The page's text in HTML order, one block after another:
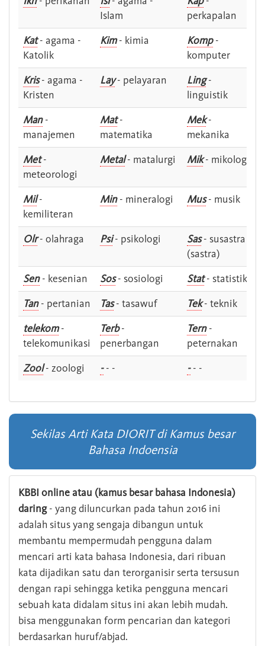
Islam
perkapalan
Kat- agama -
Katolik
Kim- kimia Komp-
komputer
Kris- agama -
Kristen
Lay- pelayaran Ling-
linguistik
Man-
manajemen
Mat-
matematika
Mek-
mekanika
Met-
meteorologi
Metal- matalurgi Mik- mikologi
Mil-
kemiliteran
Min- mineralogi Mus- musik
Olr- olahraga Psi- psikologi Sas- susastra -
(sastra)
Sen- kesenian Sos- sosiologi Stat- statistik
Tan- pertanian Tas- tasawuf Tek- teknik
telekom-
telekomunikasi
Terb-
penerbangan
Tern-
peternakan
Zool- zoologi -- - -- -
Sekilas Arti Kata DIORIT di Kamus besar
Bahasa Indoensia
KBBI online atau (kamus besar bahasa Indonesia)
daring- yang diluncurkan pada tahun 2016 ini
adalah situs yang sengaja dibangun untuk
membantu mempermudah pengguna dalam
mencari arti kata bahasa Indonesia, dari ribuan
kata dijadikan satu dan terorganisir serta tersusun
dengan rapi sehingga ketika pengguna mencari
sebuah kata didalam situs ini akan lebih mudah.
bisa menggunakan form pencarian dan kategori
berdasarkan huruf/abjad.